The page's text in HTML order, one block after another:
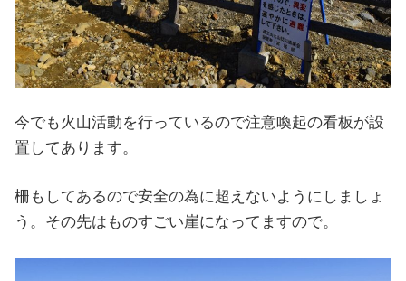
今でも火山活動を行っているので注意喚起の看板が設
置してあります。
柵もしてあるので安全の為に超えないようにしましょ
う。その先はものすごい崖になってますので。